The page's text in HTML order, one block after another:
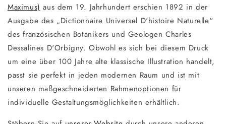
Maximus)aus dem 19. Jahrhundert erschien 1892 in der
Ausgabe des „Dictionnaire Universel D'histoire Naturelle“
des französischen Botanikers und Geologen Charles
Dessalines D'Orbigny. Obwohl es sich bei diesem Druck
um eine über 100 Jahre alte klassische Illustration handelt,
passt sie perfekt in jeden modernen Raum und ist mit
unseren maßgeschneiderten Rahmenoptionen für
individuelle Gestaltungsmöglichkeiten erhältlich.